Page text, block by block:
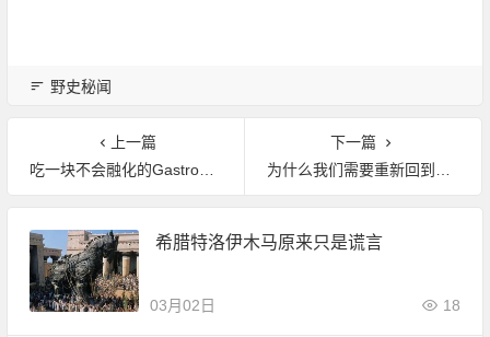
野史秘闻
上一篇
吃一块不会融化的Gastronaut冰淇淋
下一篇
为什么我们需要重新回到公共浴场？
希腊特洛伊木马原来只是谎言
03月02日 18